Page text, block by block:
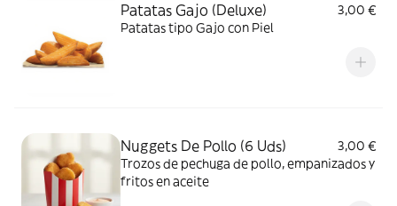
Patatas Gajo (Deluxe)
3,00 €
Patatas tipo Gajo con Piel
Nuggets De Pollo (6 Uds)
3,00 €
Trozos de pechuga de pollo, empanizados y
fritos en aceite